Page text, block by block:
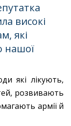
високі
які
нашої
які лікують,
розвивають
армії й